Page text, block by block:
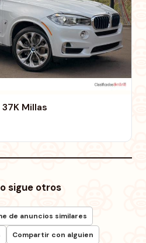
Millas
sigue otros
de anuncios similares
Compartir con alguien